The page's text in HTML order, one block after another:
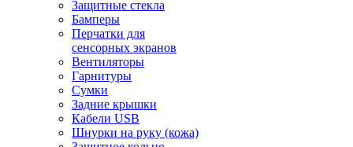
Защитные стекла
Бамперы
Перчатки для
сенсорных экранов
Вентиляторы
Гарнитуры
Сумки
Задние крышки
Кабели USB
Шнурки на руку (кожа)